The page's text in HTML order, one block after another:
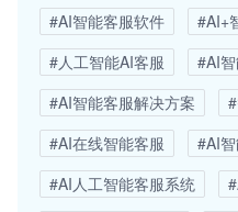
#AI智能客服软件
#AI+
#人工智能AI客服
#AI
#AI智能客服解决方案
#AI在线智能客服
#AI
#AI人工智能客服系统